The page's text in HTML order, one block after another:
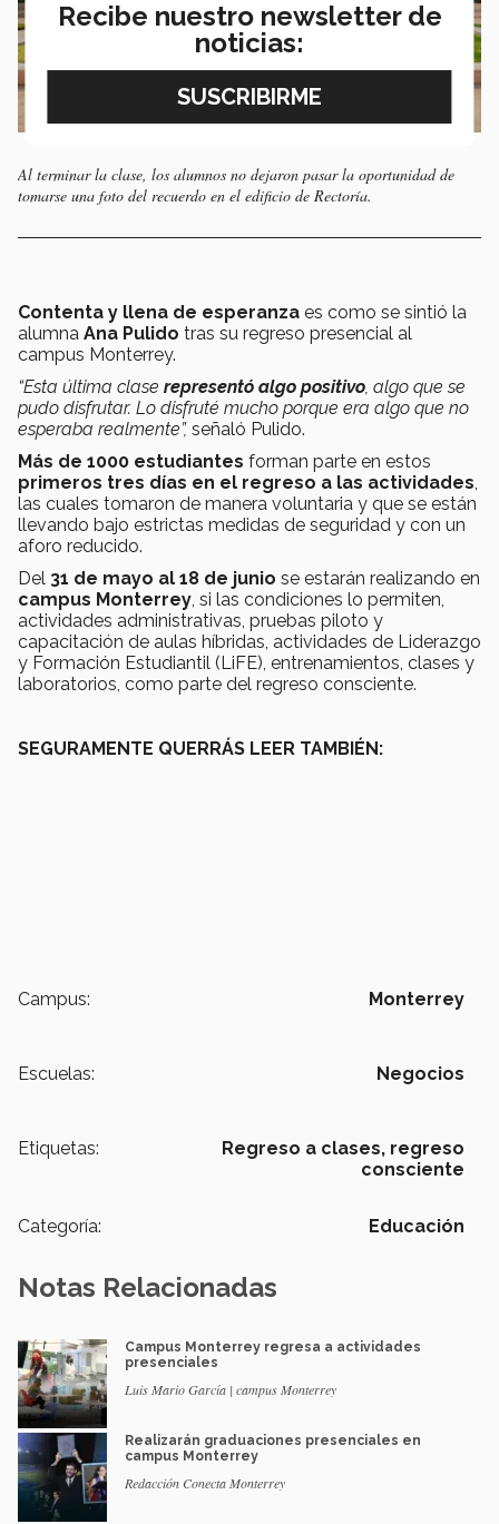
Al terminar la clase, los alumnos no dejaron pasar la oportunidad de
tomarse una foto del recuerdo en el edificio de Rectoría.
Contenta y llena de esperanza es como se sintió la
alumna Ana Pulido tras su regreso presencial al
campus Monterrey.
“Esta última clase representó algo positivo , algo que se
pudo disfrutar. Lo disfruté mucho porque era algo que no
esperaba realmente”, señaló Pulido.
Más de 1000 estudiantes forman parte en estos
primeros tres días en el regreso a las actividades
las cuales tomaron de manera voluntaria y que se están
llevando bajo estrictas medidas de seguridad y con un
aforo reducido.
Del 31 de mayo al 18 de junio se estarán realizando en
campus Monterrey , si las condiciones lo permiten,
actividades administrativas, pruebas piloto y
capacitación de aulas híbridas, actividades de Liderazgo
y Formación Estudiantil (LiFE), entrenamientos, clases y
laboratorios, como parte del regreso consciente.
SEGURAMENTE QUERRÁS LEER TAMBIÉN:
Campus: Monterrey
Escuelas: Negocios
Etiquetas: Regreso a clases, regreso
consciente
Categoría: Educación
Notas Relacionadas
Campus Monterrey regresa a actividades
presenciales
Luis Mario García | campus Monterrey
Realizarán graduaciones presenciales en
campus Monterrey
Redacción Conecta Monterrey
Recibe nuestro newsletter de
noticias: